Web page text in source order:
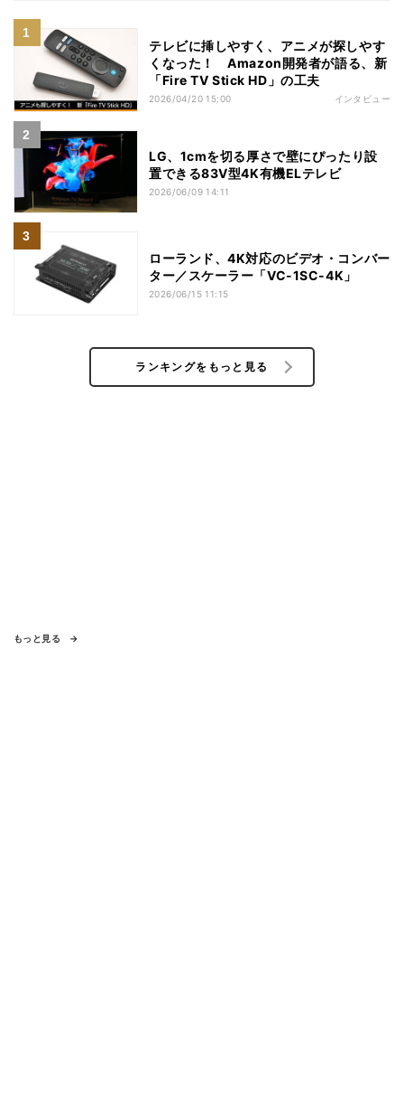
テレビに挿しやすく、アニメが探しやす
くなった！ Amazon開発者が語る、新
「Fire TV Stick HD」の工夫
2026/04/20 15:00 インタビュー
LG、1cmを切る厚さで壁にぴったり設
置できる83V型4K有機ELテレビ
2026/06/09 14:11
ローランド、4K対応のビデオ・コンバー
ター／スケーラー「VC-1SC-4K」
2026/06/15 11:15
ランキングをもっと見る
もっと見る